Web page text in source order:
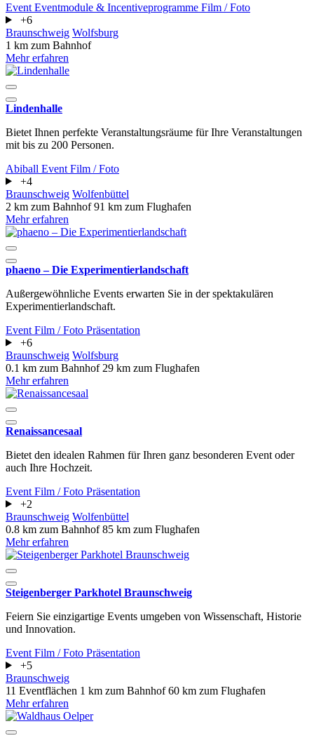
Event Eventmodule & Incentiveprogramme Film / Foto
+6
Braunschweig Wolfsburg
1 km zum Bahnhof
Mehr erfahren
Lindenhalle
Bietet Ihnen perfekte Veranstaltungsräume für Ihre Veranstaltungen
mit bis zu 200 Personen.
Abiball Event Film / Foto
+4
Braunschweig Wolfenbüttel
2 km zum Bahnhof91 km zum Flughafen
Mehr erfahren
phaeno – Die Experimentierlandschaft
Außergewöhnliche Events erwarten Sie in der spektakulären
Experimentierlandschaft.
Event Film / Foto Präsentation
+6
Braunschweig Wolfsburg
0.1 km zum Bahnhof 29 km zum Flughafen
Mehr erfahren
Renaissancesaal
Bietet den idealen Rahmen für Ihren ganz besonderen Event oder
auch Ihre Hochzeit.
Event Film / Foto Präsentation
+2
Braunschweig Wolfenbüttel
0.8 km zum Bahnhof85 km zum Flughafen
Mehr erfahren
Steigenberger Parkhotel Braunschweig
Feiern Sie einzigartige Events umgeben von Wissenschaft, Historie
und Innovation.
Event Film / Foto Präsentation
+5
Braunschweig
11 Eventflächen 1 km zum Bahnhof60 km zum Flughafen
Mehr erfahren